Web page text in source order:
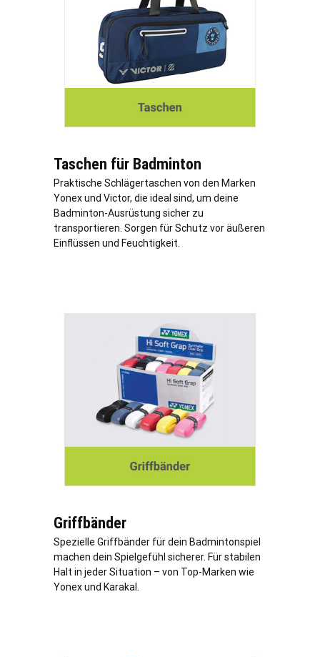
Taschen für Badminton
Praktische Schlägertaschen von den Marken
Yonex und Victor, die ideal sind, um deine
Badminton-Ausrüstung sicher zu
transportieren. Sorgen für Schutz vor äußeren
Einflüssen und Feuchtigkeit.
Griffbänder
Spezielle Griffbänder für dein Badmintonspiel
machen dein Spielgefühl sicherer. Für stabilen
Halt in jeder Situation – von Top-Marken wie
Yonex und Karakal.